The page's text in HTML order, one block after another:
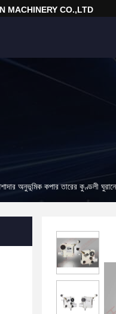
MACHINERY CO.,LTD
অনুভূমিক কপার তারের কুণ্ডলী